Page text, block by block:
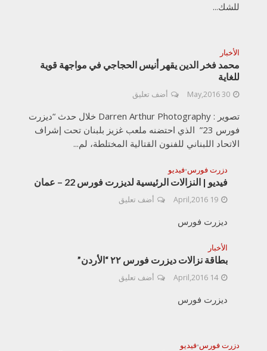
للشك...
الأخبار
محمد فخر الدين يقهر أنيس الحجاجي في مواجهة قوية
للغاية
30 May,2016 أضف تعليق
تصوير : Darren Arthur Photography خلال حدث “ديزرت
فورس 23” الذي احتضنه ملعب غزيز بلبنان تحت إشراف
الاتحاد اللبناني للفنون القتالية المختلطة، لم...
دزرت فورس•فيديو
فيديو | النزالات الرئيسية لديزرت فورس 22 – عمان
19 April,2016 أضف تعليق
ديزرت فورس
الأخبار
بطاقة نزالات ديزرت فورس ٢٢ “الأردن”
14 April,2016 أضف تعليق
ديزرت فورس
دزرت فورس•فيديو